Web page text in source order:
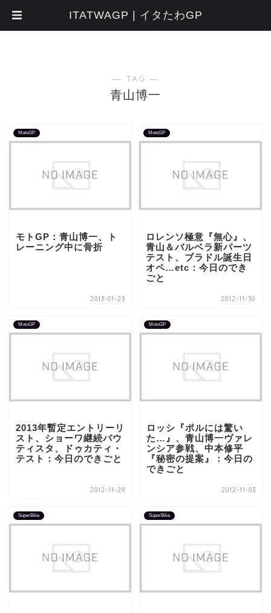
― TAG ―
青山博一
MotoGP
モトGP：青山博一、ト
レーニング中に骨折
2013-01-23
MotoGP
ロレンソ極意『無心』、
青山＆バルベラ新パーツ
テスト、ブラドル誕生日
オペ…etc：今日のでき
ごと
2012-11-30
MotoGP
2013年暫定エントリーリ
スト、ショーワ継続バウ
ティスタ、ドゥカティ・
テスト：今日のできごと
2012-11-29
MotoGP
ロッシ『ポルには驚い
た…』、青山博一ヴァレ
ンシア参戦、中本修平
『秘密の提案』：今日の
できごと
2012-11-03
SuperBike SuperBike
ITATWAGP | イタたわGP